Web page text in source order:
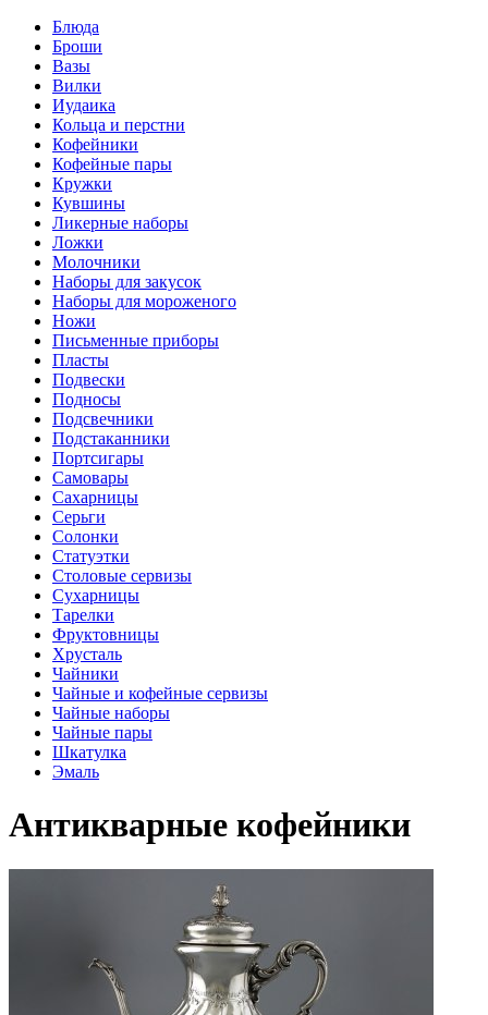
Блюда
Броши
Вазы
Вилки
Иудаика
Кольца и перстни
Кофейники
Кофейные пары
Кружки
Кувшины
Ликерные наборы
Ложки
Молочники
Наборы для закусок
Наборы для мороженого
Ножи
Письменные приборы
Пласты
Подвески
Подносы
Подсвечники
Подстаканники
Портсигары
Самовары
Сахарницы
Серьги
Солонки
Статуэтки
Столовые сервизы
Сухарницы
Тарелки
Фруктовницы
Хрусталь
Чайники
Чайные и кофейные сервизы
Чайные наборы
Чайные пары
Шкатулка
Эмаль
Антикварные кофейники